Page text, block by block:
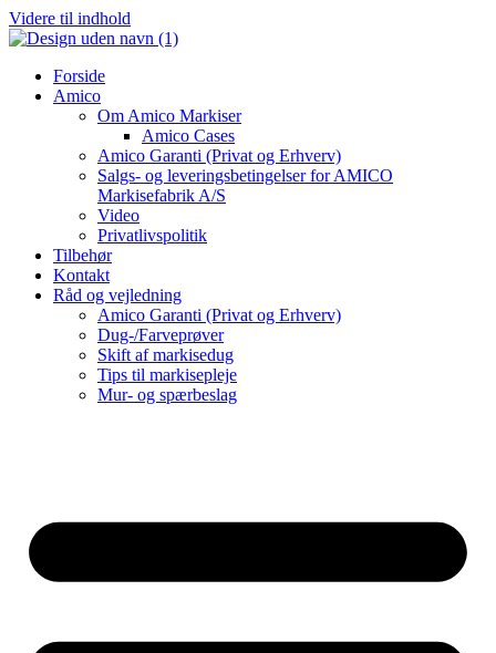
Videre til indhold
Forside
Amico
Om Amico Markiser
Amico Cases
Amico Garanti (Privat og Erhverv)
Salgs- og leveringsbetingelser for AMICO
Markisefabrik A/S
Video
Privatlivspolitik
Tilbehør
Kontakt
Råd og vejledning
Amico Garanti (Privat og Erhverv)
Dug-/Farveprøver
Skift af markisedug
Tips til markisepleje
Mur- og spærbeslag